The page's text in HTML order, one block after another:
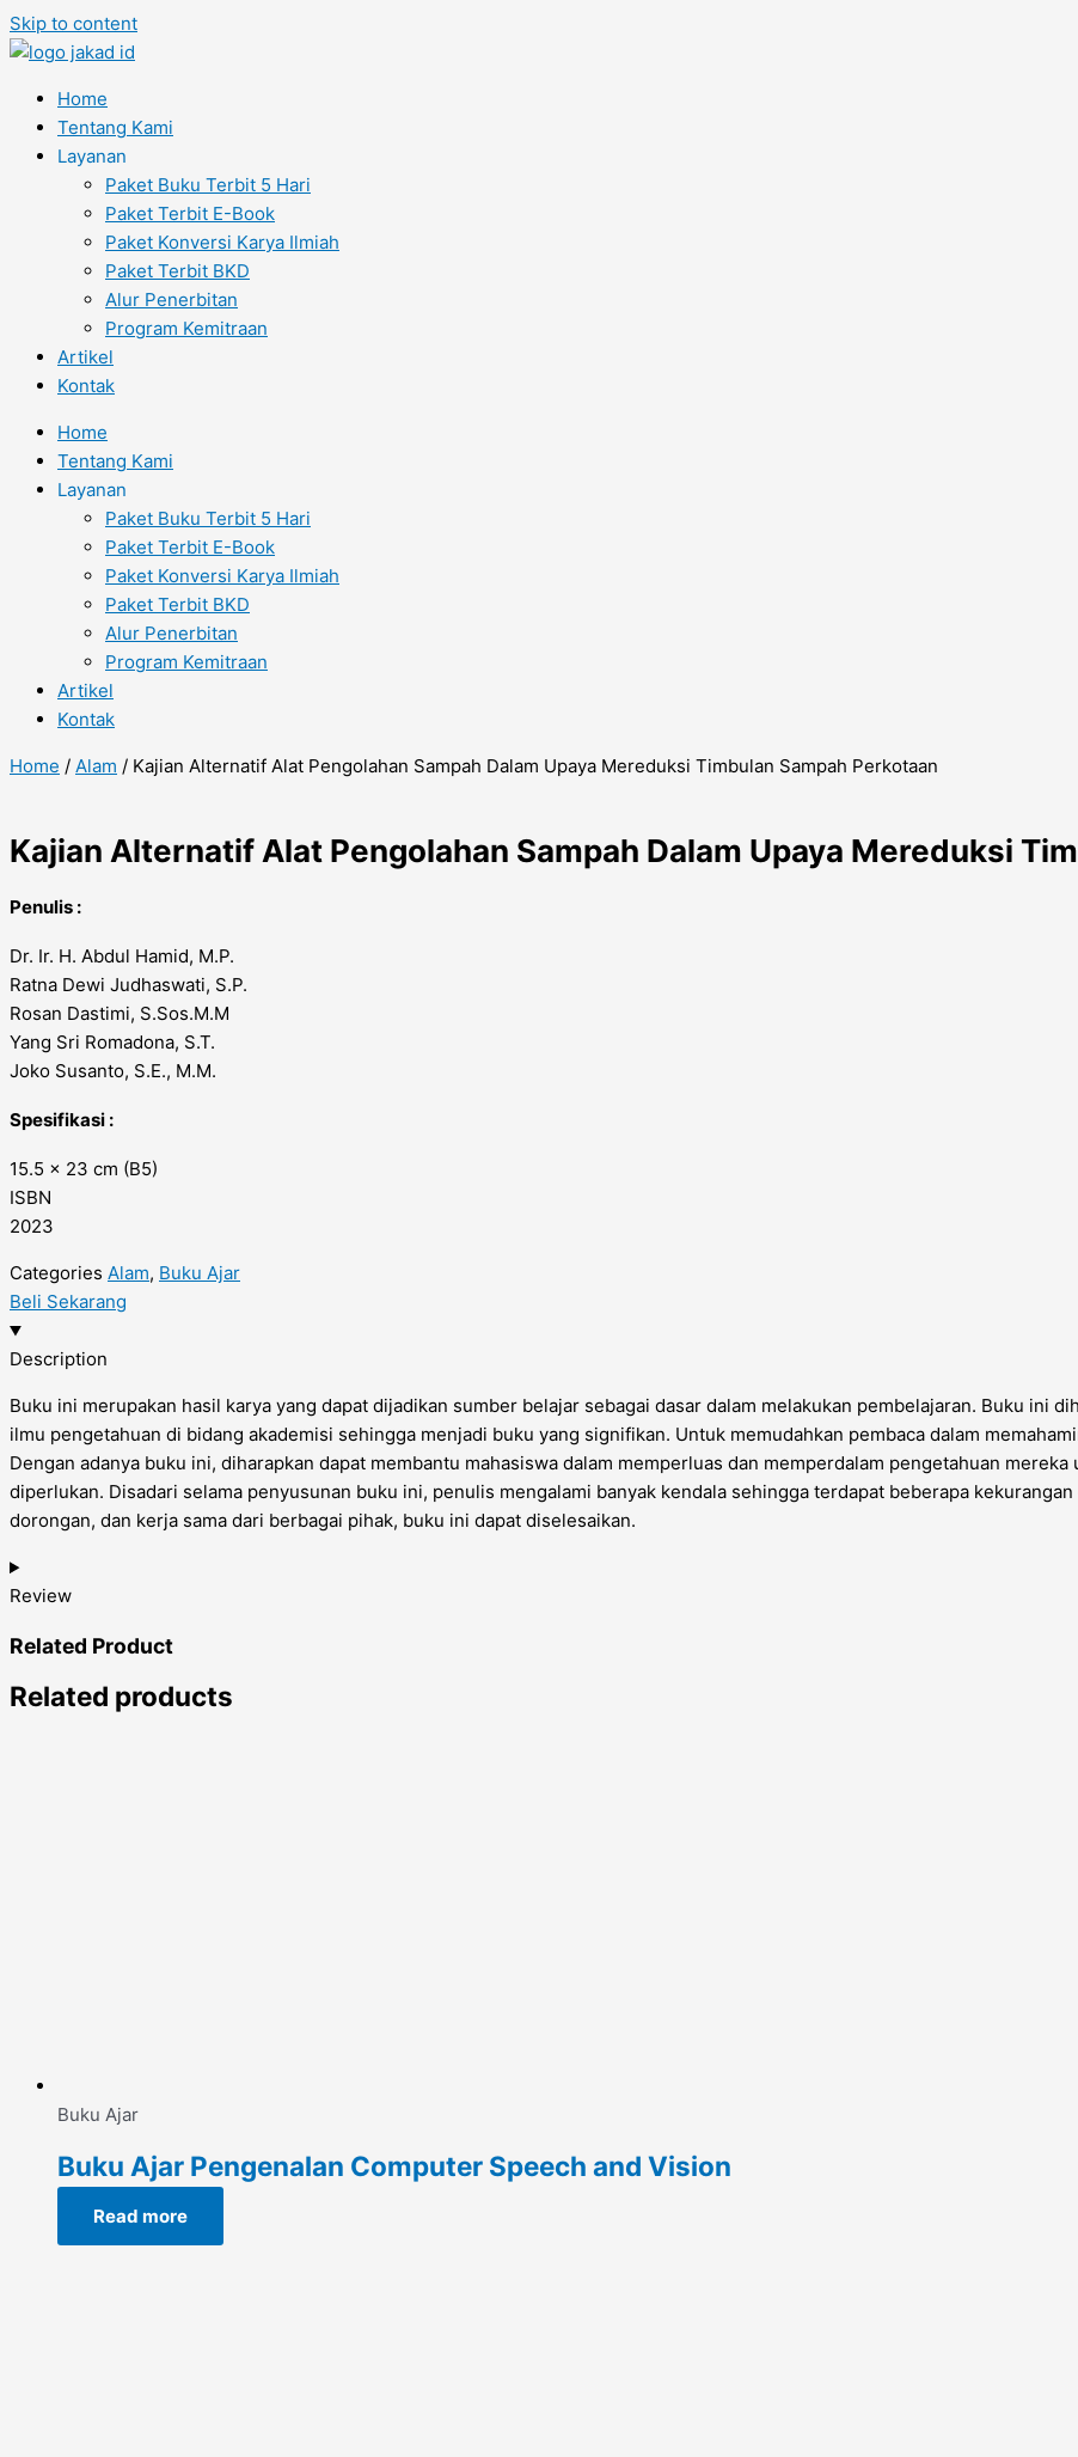
Skip to content
Home
Tentang Kami
Layanan
Paket Buku Terbit 5 Hari
Paket Terbit E-Book
Paket Konversi Karya Ilmiah
Paket Terbit BKD
Alur Penerbitan
Program Kemitraan
Artikel
Kontak
Home
Tentang Kami
Layanan
Paket Buku Terbit 5 Hari
Paket Terbit E-Book
Paket Konversi Karya Ilmiah
Paket Terbit BKD
Alur Penerbitan
Program Kemitraan
Artikel
Kontak
Home / Alam / Kajian Alternatif Alat Pengolahan Sampah Dalam Upaya Mereduksi Timbulan Sampah Perkotaan
Kajian Alternatif Alat Pengolahan Sampah Dalam Upaya Mereduksi
Penulis :
Dr. Ir. H. Abdul Hamid, M.P.
Ratna Dewi Judhaswati, S.P.
Rosan Dastimi, S.Sos.M.M
Yang Sri Romadona, S.T.
Joko Susanto, S.E., M.M.
Spesifikasi :
15.5 x 23 cm (B5)
ISBN
2023
Categories Alam, Buku Ajar
Beli Sekarang
Description
Buku ini merupakan hasil karya yang dapat dijadikan sumber belajar sebagai dasar dalam melakukan pembelajaran. Buku ini
ilmu pengetahuan di bidang akademisi sehingga menjadi buku yang signifikan. Untuk memudahkan pembaca dalam
Dengan adanya buku ini, diharapkan dapat membantu mahasiswa dalam memperluas dan memperdalam pengetahuan
diperlukan. Disadari selama penyusunan buku ini, penulis mengalami banyak kendala sehingga terdapat beberapa
dorongan, dan kerja sama dari berbagai pihak, buku ini dapat diselesaikan.
Review
Related Product
Related products
Buku Ajar
Buku Ajar Pengenalan Computer Speech and Vision
Read more